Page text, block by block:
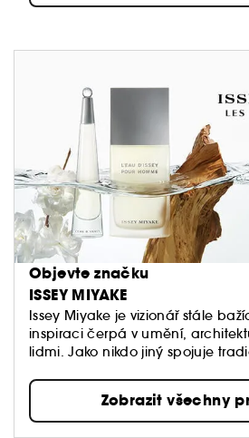
Objevte značku
ISSEY MIYAKE
Issey Miyake je vizionář stále
inspiraci čerpá v umění,
lidmi. Jako nikdo jiný spojuje
řemeslo a špičkovou technologii.
nepředstavuje styl, nýbrž
ducha.
Zobrazit všechny